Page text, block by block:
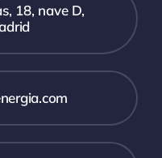
18, nave D,